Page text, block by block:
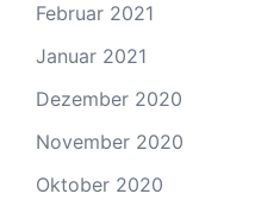
Februar 2021
Januar 2021
Dezember 2020
November 2020
Oktober 2020